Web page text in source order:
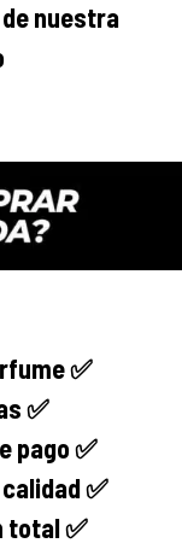
nuestra
✅
✅
pago ✅
✅
total ✅